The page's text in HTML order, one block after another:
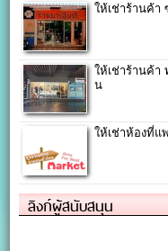
ให้เช่าร้านค้า
ให้เช่าร้านค้า
น
ให้เช่าห้องที่แ
ลิงก์ผู้สนับสนุน